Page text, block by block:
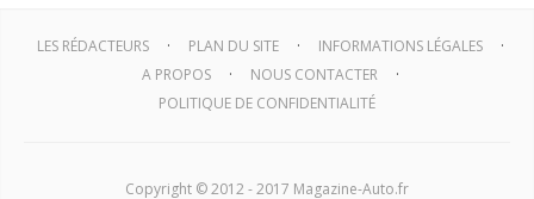
LES RÉDACTEURS PLAN DU SITE
INFORMATIONS LÉGALES
A PROPOS
NOUS CONTACTER
POLITIQUE DE CONFIDENTIALITÉ
Copyright © 2012 - 2017 Magazine-Auto.fr